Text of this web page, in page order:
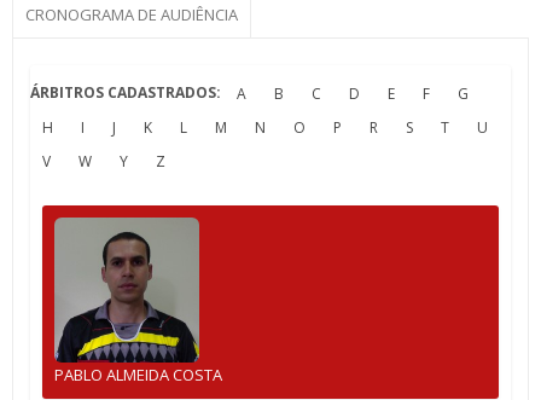
CRONOGRAMA DE AUDIÊNCIA
ÁRBITROS CADASTRADOS: A B C D E F
G
H
I J K L M N O P R S T
U
V
W Y Z
PABLO ALMEIDA COSTA